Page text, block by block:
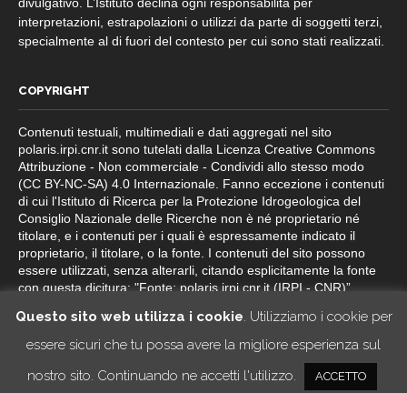
interpretazioni, estrapolazioni o utilizzi da parte di soggetti terzi,
specialmente al di fuori del contesto per cui sono stati realizzati.
COPYRIGHT
Contenuti testuali, multimediali e dati aggregati nel sito
polaris.irpi.cnr.it sono tutelati dalla Licenza Creative Commons
Attribuzione - Non commerciale - Condividi allo stesso modo
(CC BY-NC-SA) 4.0 Internazionale. Fanno eccezione i contenuti
di cui l'Istituto di Ricerca per la Protezione Idrogeologica del
Consiglio Nazionale delle Ricerche non è né proprietario né
titolare, e i contenuti per i quali è espressamente indicato il
proprietario, il titolare, o la fonte. I contenuti del sito possono
essere utilizzati, senza alterarli, citando esplicitamente la fonte
con questa dicitura: "Fonte: polaris.irpi.cnr.it (IRPI - CNR)”.
© 2014-2026 IRPI CNR credits
Questo sito web utilizza i cookie. Utilizziamo i cookie per
essere sicuri che tu possa avere la migliore esperienza sul
nostro sito. Continuando ne accetti l'utilizzo.
ACCETTO